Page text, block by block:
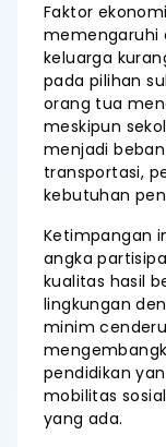
Faktor
memengaruhi
keluarga
pada pilihan
orang tua
meskipun
menjadi
transportasi,
kebutuhan
Ketimpangan
angka
kualitas hasil
lingkungan
minim
pendidikan
mobilitas
yang ada.